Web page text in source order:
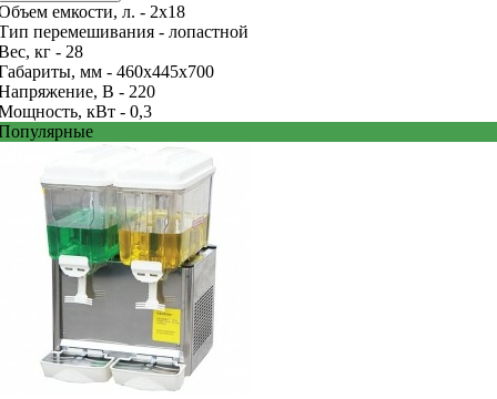
емкости, л. - 2х18
перемешивания - лопастной
кг - 28
мм - 460x445x700
В - 220
кВт - 0,3